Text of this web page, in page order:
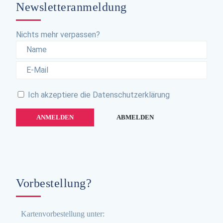
Newsletteranmeldung
Nichts mehr verpassen?
Ich akzeptiere die Datenschutzerklärung
Vorbestellung?
Kartenvorbestellung unter: